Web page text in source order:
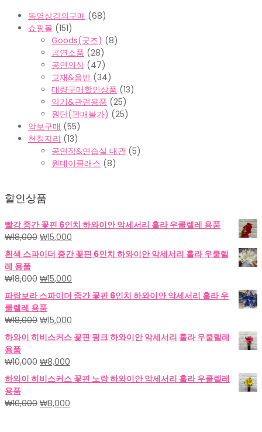
동영상강의구매 (68)
쇼핑몰 (151)
Goods(굿즈) (8)
공연소품 (28)
공연의상 (47)
교재&음반 (34)
대량구매할인상품 (13)
악기&관련용품 (25)
원단(판매불가) (25)
악보구매 (55)
천칭자리 (13)
공연장&연습실 대관 (5)
원데이클래스 (8)
할인상품
빨강 중간 꽃핀 6인치 하와이안 악세서리 훌라 우쿨렐레 용품
₩18,000 원
래
가
격:
₩18,000.
₩15,000
재
가
₩15,000.
흰색 스파이더 중간 꽃핀 6인치 하와이안 악세서리 훌라 우쿨렐
레 용품
₩18,000 원
래
가
격:
₩18,000.
₩15,000
재
가
₩15,000.
파랑보라 스파이더 중간 꽃핀 6인치 하와이안 악세서리 훌라 우
쿨렐레 용품
₩18,000 원
래
가
격:
₩18,000.
₩15,000
재
가
하와이 히비스커스 꽃핀 핑크 하와이안 악세서리 훌라 우쿨렐레
용품
₩10,000 원
래
가
격:
₩10,000.
₩8,000
재
가
₩8,000.
하와이 히비스커스 꽃핀 노랑 하와이안 악세서리 훌라 우쿨렐레
용품
₩10,000 원
₩8,000